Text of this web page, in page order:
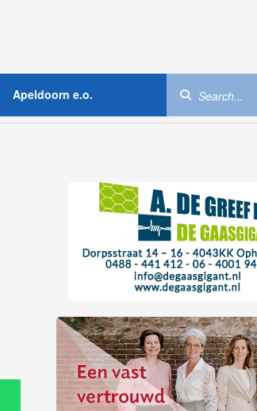
Apeldoorn e.o.